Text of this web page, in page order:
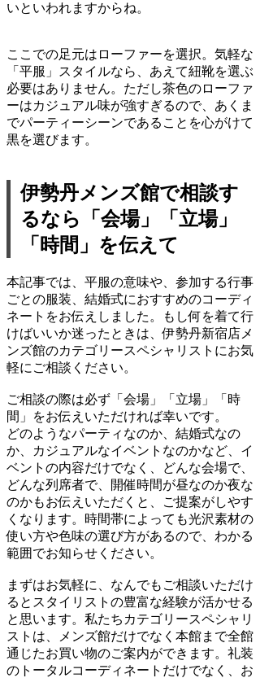
いといわれますからね。
ここでの足元はローファーを選択。気軽な
「平服」スタイルなら、あえて紐靴を選ぶ
必要はありません。ただし茶色のローファ
ーはカジュアル味が強すぎるので、あくま
でパーティーシーンであることを心がけて
黒を選びます。
伊勢丹メンズ館で相談す
るなら「会場」「立場」
「時間」を伝えて
本記事では、平服の意味や、参加する行事
ごとの服装、結婚式におすすめのコーディ
ネートをお伝えしました。もし何を着て行
けばいいか迷ったときは、伊勢丹新宿店メ
ンズ館のカテゴリースペシャリストにお気
軽にご相談ください。
ご相談の際は必ず「会場」「立場」「時
間」をお伝えいただければ幸いです。
どのようなパーティなのか、結婚式なの
か、カジュアルなイベントなのかなど、イ
ベントの内容だけでなく、どんな会場で、
どんな列席者で、開催時間が昼なのか夜な
のかもお伝えいただくと、ご提案がしやす
くなります。時間帯によっても光沢素材の
使い方や色味の選び方があるので、わかる
範囲でお知らせください。
まずはお気軽に、なんでもご相談いただけ
るとスタイリストの豊富な経験が活かせる
と思います。私たちカテゴリースペシャリ
ストは、メンズ館だけでなく本館まで全館
通じたお買い物のご案内ができます。礼装
のトータルコーディネートだけでなく、お